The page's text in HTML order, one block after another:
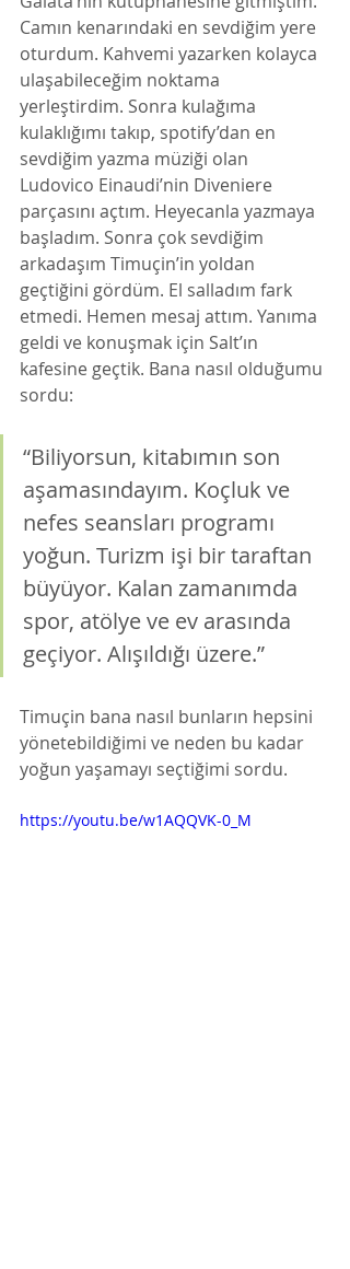
Camın kenarındaki en sevdiğim yere
oturdum. Kahvemi yazarken kolayca
ulaşabileceğim noktama
yerleştirdim. Sonra kulağıma
kulaklığımı takıp, spotify’dan en
sevdiğim yazma müziği olan
Ludovico Einaudi’nin Diveniere
parçasını açtım. Heyecanla yazmaya
başladım. Sonra çok sevdiğim
arkadaşım Timuçin’in yoldan
geçtiğini gördüm. El salladım fark
etmedi. Hemen mesaj attım. Yanıma
geldi ve konuşmak için Salt’ın
kafesine geçtik. Bana nasıl olduğumu
sordu:
“Biliyorsun, kitabımın son
aşamasındayım. Koçluk ve
nefes seansları programı
yoğun. Turizm işi bir taraftan
büyüyor. Kalan zamanımda
spor, atölye ve ev arasında
geçiyor. Alışıldığı üzere.”
Timuçin bana nasıl bunların hepsini
yönetebildiğimi ve neden bu kadar
yoğun yaşamayı seçtiğimi sordu.
https://youtu.be/w1AQQVK-0_M